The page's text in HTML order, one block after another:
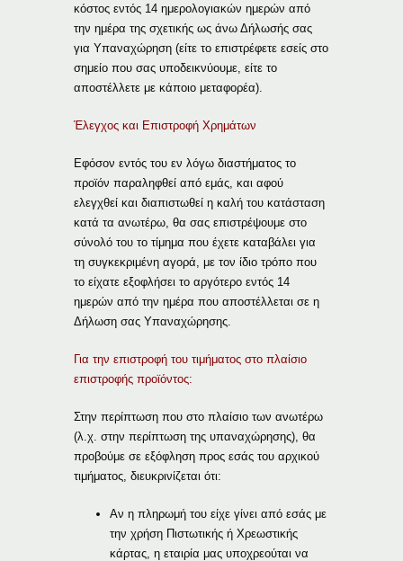
κόστος εντός 14 ημερολογιακών ημερών από
την ημέρα της σχετικής ως άνω Δήλωσής σας
για Υπαναχώρηση (είτε το επιστρέφετε εσείς στο
σημείο που σας υποδεικνύουμε, είτε το
αποστέλλετε με κάποιο μεταφορέα).
Έλεγχος και Επιστροφή Χρημάτων
Εφόσον εντός του εν λόγω διαστήματος το
προϊόν παραληφθεί από εμάς, και αφού
ελεγχθεί και διαπιστωθεί η καλή του κατάσταση
κατά τα ανωτέρω, θα σας επιστρέψουμε στο
σύνολό του το τίμημα που έχετε καταβάλει για
τη συγκεκριμένη αγορά, με τον ίδιο τρόπο που
το είχατε εξοφλήσει το αργότερο εντός 14
ημερών από την ημέρα που αποστέλλεται σε η
Δήλωση σας Υπαναχώρησης.
Για την επιστροφή του τιμήματος στο πλαίσιο
επιστροφής προϊόντος:
Στην περίπτωση που στο πλαίσιο των ανωτέρω
(λ.χ. στην περίπτωση της υπαναχώρησης), θα
προβούμε σε εξόφληση προς εσάς του αρχικού
τιμήματος, διευκρινίζεται ότι:
Αν η πληρωμή του είχε γίνει από εσάς με
την χρήση Πιστωτικής ή Χρεωστικής
κάρτας, η εταιρία μας υποχρεούται να